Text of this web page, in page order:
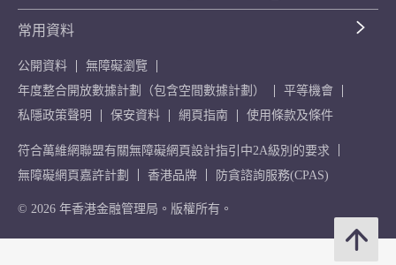
常用資料
公開資料
無障礙瀏覽
年度整合開放數據計劃（包含空間數據計劃）
平等機會
私隱政策聲明
保安資料 網頁指南 使用條款及條件
符合萬維網聯盟有關無障礙網頁設計指引中2A級別的要求
無障礙網頁嘉許計劃
香港品牌 防貪諮詢服務(CPAS)
© 2026 年香港金融管理局。版權所有。